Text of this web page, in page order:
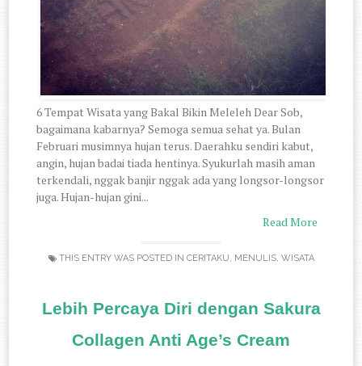
6 Tempat Wisata yang Bakal Bikin Meleleh Dear Sob,
bagaimana kabarnya? Semoga semua sehat ya. Bulan
Februari musimnya hujan terus. Daerahku sendiri kabut,
angin, hujan badai tiada hentinya. Syukurlah masih aman
terkendali, nggak banjir nggak ada yang longsor-longsor
juga. Hujan-hujan gini...
Read More
THIS ENTRY WAS POSTED IN CERITAKU, MENULIS, WISATA
Lebih Percaya Diri dengan Sakura
Collagen Anti Age’s Cream